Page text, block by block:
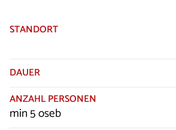
STANDORT
DAUER
ANZAHL PERSONEN
min 5 oseb